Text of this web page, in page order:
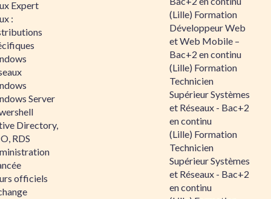
Expert
:
Server
Directory,
RDS
officiels
(Lille) Formation
Développeur Web
et Web Mobile –
Bac+2 en continu
(Lille) Formation
Technicien
Supérieur Systèmes
et Réseaux - Bac+2
en continu
(Lille) Formation
Technicien
Supérieur Systèmes
et Réseaux - Bac+2
en continu